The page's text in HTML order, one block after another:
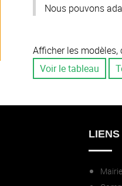
Nous pouvons
Afficher les
Voir le tableau